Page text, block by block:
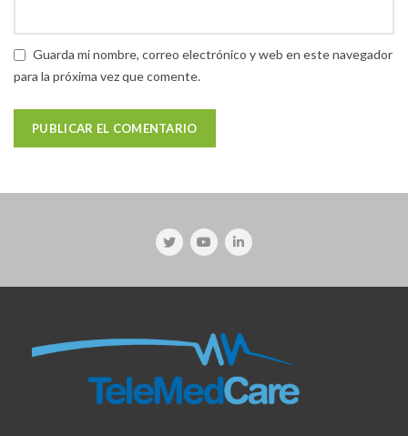
Guarda mi nombre, correo electrónico y web en este navegador
para la próxima vez que comente.